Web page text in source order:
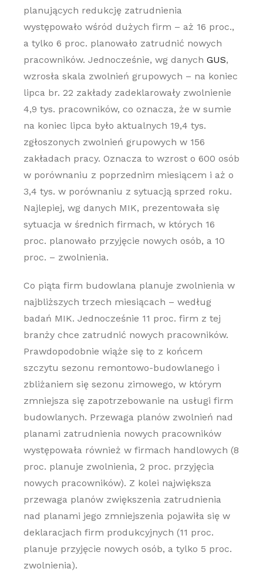
planujących redukcję zatrudnienia
występowało wśród dużych firm – aż 16 proc.,
a tylko 6 proc. planowało zatrudnić nowych
pracowników. Jednocześnie, wg danych GUS,
wzrosła skala zwolnień grupowych – na koniec
lipca br. 22 zakłady zadeklarowały zwolnienie
4,9 tys. pracowników, co oznacza, że w sumie
na koniec lipca było aktualnych 19,4 tys.
zgłoszonych zwolnień grupowych w 156
zakładach pracy. Oznacza to wzrost o 600 osób
w porównaniu z poprzednim miesiącem i aż o
3,4 tys. w porównaniu z sytuacją sprzed roku.
Najlepiej, wg danych MIK, prezentowała się
sytuacja w średnich firmach, w których 16
proc. planowało przyjęcie nowych osób, a 10
proc. – zwolnienia.
Co piąta firm budowlana planuje zwolnienia w
najbliższych trzech miesiącach – według
badań MIK. Jednocześnie 11 proc. firm z tej
branży chce zatrudnić nowych pracowników.
Prawdopodobnie wiąże się to z końcem
szczytu sezonu remontowo-budowlanego i
zbliżaniem się sezonu zimowego, w którym
zmniejsza się zapotrzebowanie na usługi firm
budowlanych. Przewaga planów zwolnień nad
planami zatrudnienia nowych pracowników
występowała również w firmach handlowych (8
proc. planuje zwolnienia, 2 proc. przyjęcia
nowych pracowników). Z kolei największa
przewaga planów zwiększenia zatrudnienia
nad planami jego zmniejszenia pojawiła się w
deklaracjach firm produkcyjnych (11 proc.
planuje przyjęcie nowych osób, a tylko 5 proc.
zwolnienia).